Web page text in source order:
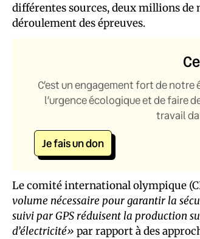
différentes sources, deux millions de
déroulement des épreuves.
C’est un engagement fort de
l’urgence écologique et de faire
travail
Je fais un don
Le comité international olympique
volume nécessaire pour garantir la
suivi par GPS réduisent la production
d’électricité» par rapport à des